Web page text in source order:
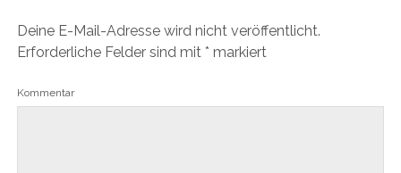
Deine E-Mail-Adresse wird nicht veröffentlicht.
Erforderliche Felder sind mit * markiert
Kommentar